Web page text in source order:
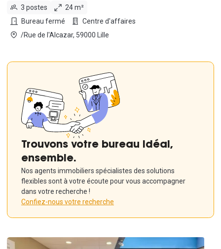
3 postes
24 m²
Bureau fermé
Centre d'affaires
/Rue de l'Alcazar, 59000 Lille
Trouvons votre bureau idéal,
ensemble.
Nos agents immobiliers spécialistes des solutions
flexibles sont à votre écoute pour vous accompagner
dans votre recherche !
Confiez-nous votre recherche